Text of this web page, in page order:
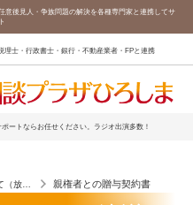
意後見人・争族問題の解決を各種専門家と連携してサ
士・行政書士・銀行・不動産業者・FPと連携
ートならお任せください。ラジオ出演多数！
（放送開始188回目）親権者との贈与契約書